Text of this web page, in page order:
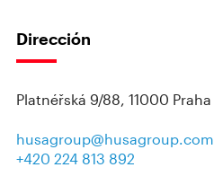
Dirección
Platnéřská 9/88, 11000 Praha
husagroup@husagroup.com
+420 224 813 892